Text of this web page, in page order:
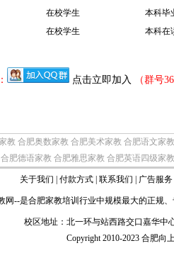
在校学生
本科毕
在校学生 本科在
点击立即加入 （群号
教 合肥奥数家教 合肥美术家教 合肥语文家教
合肥德语家教 合肥雅思家教 合肥英语四级家教
关于我们 付款方式 联系我们 广告服务
网--是合肥家教培训行业中规模最大的正规
校区地址：北一环与站西路交口嘉华
Copyright 2010-2023 合肥向